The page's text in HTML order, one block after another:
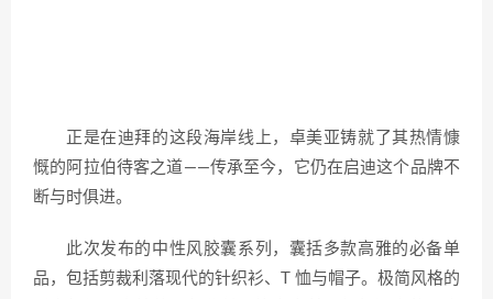
正是在迪拜的这段海岸线上，卓美亚铸就了其热情慷
慨的阿拉伯待客之道——传承至今，它仍在启迪这个品牌不
断与时俱进。
此次发布的中性风胶囊系列，囊括多款高雅的必备单
品，包括剪裁利落现代的针织衫、T 恤与帽子。极简风格的